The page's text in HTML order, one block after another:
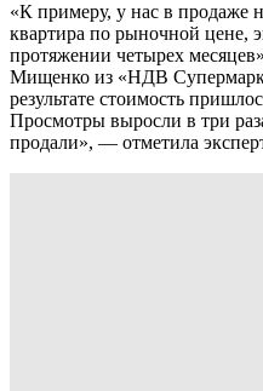
«К примеру, у нас в продаже
квартира по рыночной цене,
протяжении четырех
Мищенко из «НДВ
результате стоимость
Просмотры выросли в три
продали», — отметила